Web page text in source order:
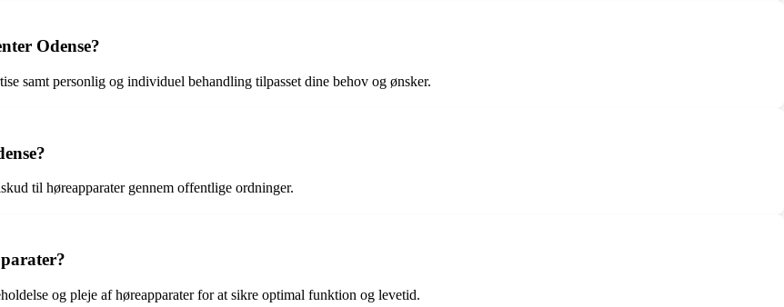
Odense?
samt personlig og individuel behandling tilpasset dine behov og ønsker.
til høreapparater gennem offentlige ordninger.
og pleje af høreapparater for at sikre optimal funktion og levetid.